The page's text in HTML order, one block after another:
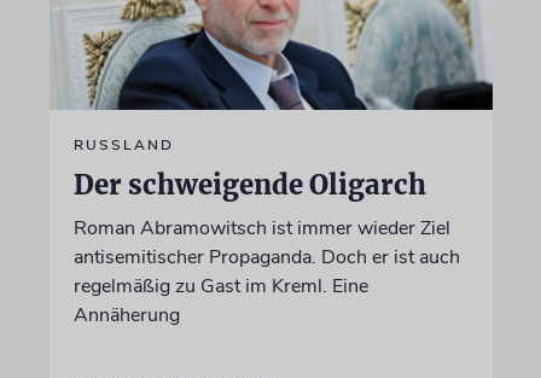
RUSSLAND
Der schweigende Oligarch
Roman Abramowitsch ist immer wieder Ziel
antisemitischer Propaganda. Doch er ist auch
regelmäßig zu Gast im Kreml. Eine
Annäherung